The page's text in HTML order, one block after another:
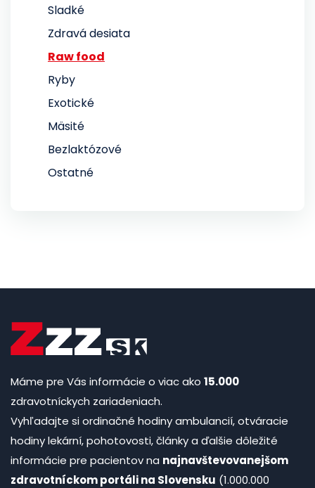
Sladké
Zdravá desiata
Raw food
Ryby
Exotické
Mäsité
Bezlaktózové
Ostatné
Máme pre Vás informácie o viac ako 15.000
zdravotníckych zariadeniach.
Vyhľadajte si ordinačné hodiny ambulancií, otváracie
hodiny lekární, pohotovosti, články a ďalšie dôležité
informácie pre pacientov na najnavštevovanejšom
zdravotníckom portáli na Slovensku (1.000.000